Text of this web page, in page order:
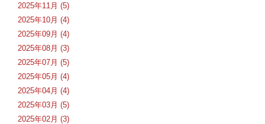
2025年11月 (5)
2025年10月 (4)
2025年09月 (4)
2025年08月 (3)
2025年07月 (5)
2025年05月 (4)
2025年04月 (4)
2025年03月 (5)
2025年02月 (3)